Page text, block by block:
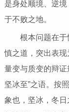
是身处顺境、逆
于不败之地。
根本问题在
慎之道，突出表
量变与质变的辩证
坚冰至”之语。按
象也，坚冰，冬日